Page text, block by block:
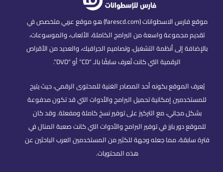
موقع فارس الاسطوانات (farescd.com) هو موقع عربي متخصص في
تقديم مجموعة واسعة من البرامج الكاملة، الألعاب، والموسوعات،
بالإضافة إلى أنظمة التشغيل، وتصاميم الجرافيك، والعديد من الأقراص
الرقمية التي كانت تُعرف سابقًا بالـ “CD” أو “DVD”.
يُعرف الموقع بكونه أحد المصادر الغنية للمحتوى الرقمي، حيث يتيح
للمستخدمين إمكانية تحميل البرامج والأدوات التي قد تكون مدفوعة
بشكل مجاني، مع التركيز على توفير نسخ كاملة ومفعلة. وقد كان
للموقع دور بارز في توفير البرامج والأدوات التي كانت صعبة المنال في
فترة سابقة، مما جعله وجهة للكثير من المستخدمين العرب الباحثين عن
هذه المحتويات.